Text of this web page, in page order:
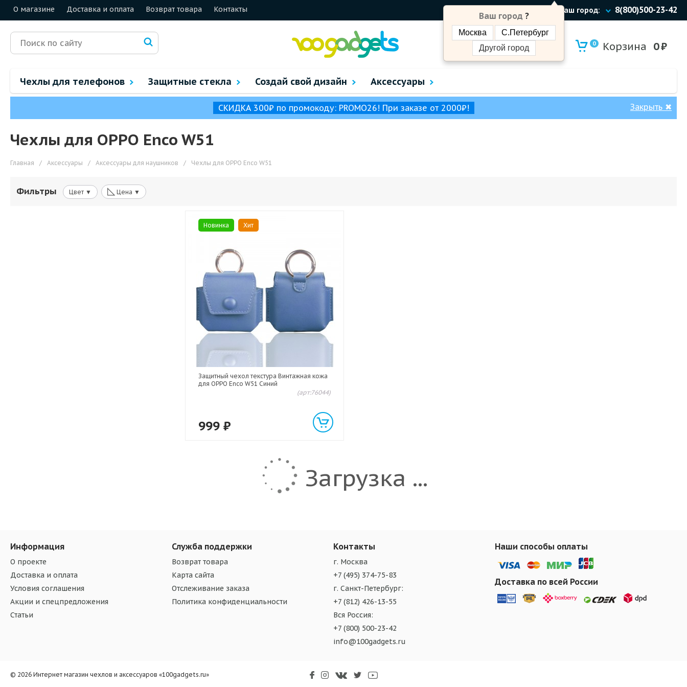
О магазине Доставка и оплата Возврат товара Контакты Ваш город:
Ваш город ?
Москва
С.Петербург
Другой город
8(800)500-23-42
0 Корзина 0₽
Чехлы для телефонов Защитные стекла Создай свой дизайн Аксессуары
СКИДКА 300₽ по промокоду: PROMO26! При заказе от 2000₽! Закрыть ✖
Чехлы для OPPO Enco W51
Главная / Аксессуары / Аксессуары для наушников / Чехлы для OPPO Enco W51
Фильтры Цвет ▼ ◺ Цена ▼
Новинка Хит
Защитный чехол текстура Винтажная кожа
для OPPO Enco W51 Синий
(арт:76044)
999 ₽
Загрузка ...
Информация
О проекте
Доставка и оплата
Условия соглашения
Акции и спецпредложения
Статьи
Служба поддержки
Возврат товара
Карта сайта
Отслеживание заказа
Политика конфиденциальности
Контакты
г. Москва
+7 (495) 374-75-83
г. Санкт-Петербург:
+7 (812) 426-13-55
Вся Россия:
+7 (800) 500-23-42
info@100gadgets.ru
Наши способы оплаты
Доставка по всей России
© 2026 Интернет магазин чехлов и аксессуаров «100gadgets.ru»